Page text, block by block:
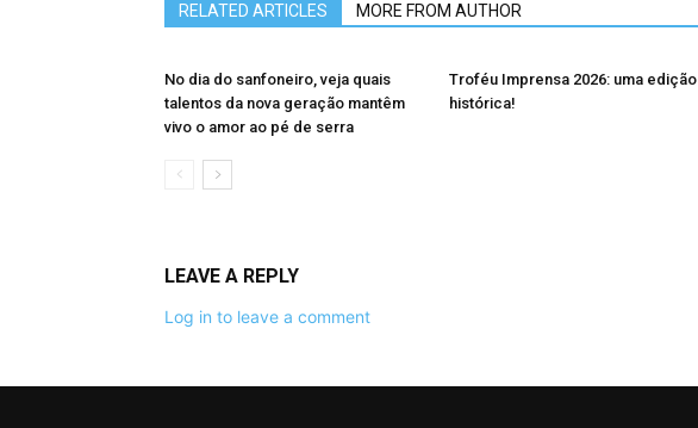
RELATED ARTICLES MORE FROM AUTHOR
No dia do sanfoneiro, veja quais
talentos da nova geração mantêm
vivo o amor ao pé de serra
Troféu Imprensa 2026: uma edição
histórica!
LEAVE A REPLY
Log in to leave a comment